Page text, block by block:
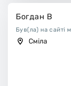
Богдан В
Був(ла) на сайті
Сміла